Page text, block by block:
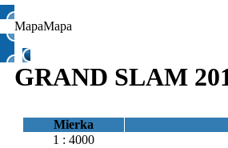
MapaMapa
GRAND SLAM
Mierka
1 : 4000